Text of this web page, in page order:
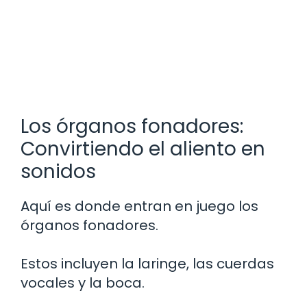
Los órganos fonadores:
Convirtiendo el aliento en
sonidos
Aquí es donde entran en juego los
órganos fonadores.
Estos incluyen la laringe, las cuerdas
vocales y la boca.